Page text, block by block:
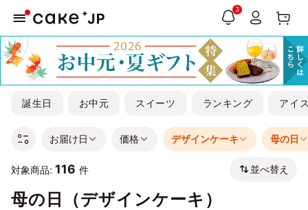
3
誕生日 お中元 スイーツ ランキング アイ
お届け日 価格 デザインケーキ 母の日
対象商品: 116 件 並べ替え
母の日（デザインケーキ）